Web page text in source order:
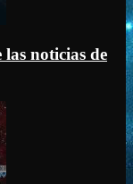
las noticias de